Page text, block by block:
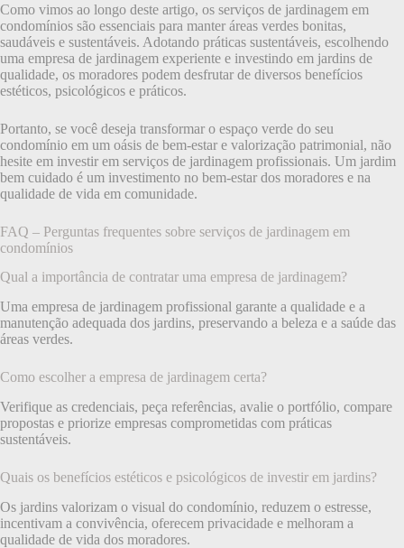
Como vimos ao longo deste artigo, os serviços de jardinagem em
condomínios são essenciais para manter áreas verdes bonitas,
saudáveis e sustentáveis. Adotando práticas sustentáveis, escolhendo
uma empresa de jardinagem experiente e investindo em jardins de
qualidade, os moradores podem desfrutar de diversos benefícios
estéticos, psicológicos e práticos.
Portanto, se você deseja transformar o espaço verde do seu
condomínio em um oásis de bem-estar e valorização patrimonial, não
hesite em investir em serviços de jardinagem profissionais. Um jardim
bem cuidado é um investimento no bem-estar dos moradores e na
qualidade de vida em comunidade.
FAQ – Perguntas frequentes sobre serviços de jardinagem em
condomínios
Qual a importância de contratar uma empresa de jardinagem?
Uma empresa de jardinagem profissional garante a qualidade e a
manutenção adequada dos jardins, preservando a beleza e a saúde das
áreas verdes.
Como escolher a empresa de jardinagem certa?
Verifique as credenciais, peça referências, avalie o portfólio, compare
propostas e priorize empresas comprometidas com práticas
sustentáveis.
Quais os benefícios estéticos e psicológicos de investir em jardins?
Os jardins valorizam o visual do condomínio, reduzem o estresse,
incentivam a convivência, oferecem privacidade e melhoram a
qualidade de vida dos moradores.